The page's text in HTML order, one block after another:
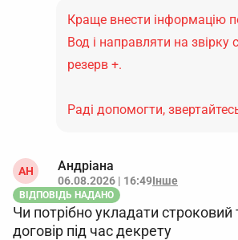
Краще внести інформацію
Вод і направляти на звірку
резерв +.
Раді допомогти,
АН Андріана
06.08.2026 | 16:49Інше
ВІДПОВІДЬ НАДАНО
Чи потрібно укладати строковий
договір під час декрету